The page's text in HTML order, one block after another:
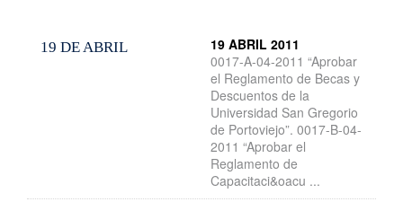
19 DE ABRIL
19 ABRIL 2011
0017-A-04-2011 “Aprobar
el Reglamento de Becas y
Descuentos de la
Universidad San Gregorio
de Portoviejo”. 0017-B-04-
2011 “Aprobar el
Reglamento de
Capacitaci&oacu ...